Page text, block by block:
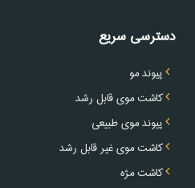
دسترسی سریع
پیوند مو
کاشت موی قابل رشد
پیوند موی طبیعی
کاشت موی غیر قابل رشد
کاشت مژه